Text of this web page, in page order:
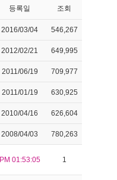
등록일 조회
2016/03/04 546,267
2012/02/21 649,995
2011/06/19 709,977
2011/01/19 630,925
2010/04/16 626,604
2008/04/03 780,263
PM 01:53:05 1